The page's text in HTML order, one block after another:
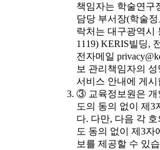
책임자는 학술연구
담당 부서장(학술
락처는 대구광역시
1119) KERIS빌딩,
전자메일
보 관리책임자의
서비스 안내에 게시
③ 교육정보원은 개
도의 동의 없이 제3
다. 다만, 다음 각
도 동의 없이 제3자
보를 제공할 수 있